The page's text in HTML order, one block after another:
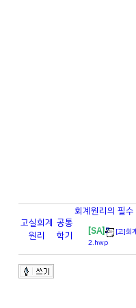
고실회계
원리
공통
학기
회계원리의 필
[SA]
[고]회
2.hwp